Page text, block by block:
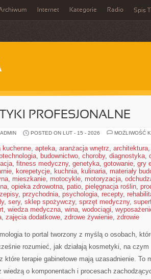
Internet Kategorie Radio Spis
PROFESJONALNE
POSTED ON LUT - 15 - 2026
MOŻLIWOŚĆ
kuchenne, apteka, aranżacja wnętrz, architektura
, budownictwo, choroby, diagnostyka,
, fitness medyczny, genetyka, gotowanie, gry
, korepetycje, kuchnia, kulinaria, materiały
, mieszkanie, motocykle, motoryzacja,
, opieka zdrowotna, patio, pielęgnacja roślin,
, przychodnia, psychologia, recepty,
, sery, sklep spożywczy, sprzęt medyczny,
, wiedza medyczna, wina, wodociągi,
, zajęcia dodatkowe, zdrowe żywienie, zdrowie
to portal tworzony z myślą o osobach,
rozumieć, jak działają kosmetyki, na
które terapie gabinetowe mają uzasadnienie. To
wiedzą o komponentach i procesach